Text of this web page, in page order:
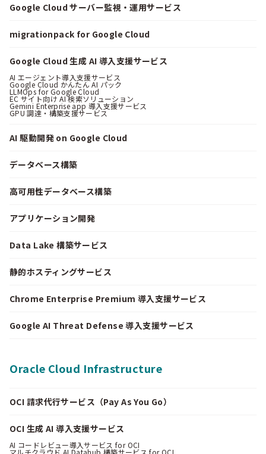
Google Cloud サーバー監視・運用サービス
migrationpack for Google Cloud
Google Cloud 生成 AI 導入支援サービス
AI エージェント導入支援サービス
Google Cloud かんたん AI パック
LLMOps for Google Cloud
EC サイト向け AI 検索ソリューション
Gemini Enterprise app 導入支援サービス
GPU 調達・構築支援サービス
AI 駆動開発 on Google Cloud
データベース構築
高可用性データベース構築
アプリケーション開発
Data Lake 構築サービス
静的ホスティングサービス
Chrome Enterprise Premium 導入支援サービス
Google AI Threat Defense 導入支援サービス
Oracle Cloud Infrastructure
OCI 請求代行サービス（Pay As You Go）
OCI 生成 AI 導入支援サービス
AI コードレビュー導入サービス for OCI
マルチクラウド AI Datahub 構築サービス for OCI